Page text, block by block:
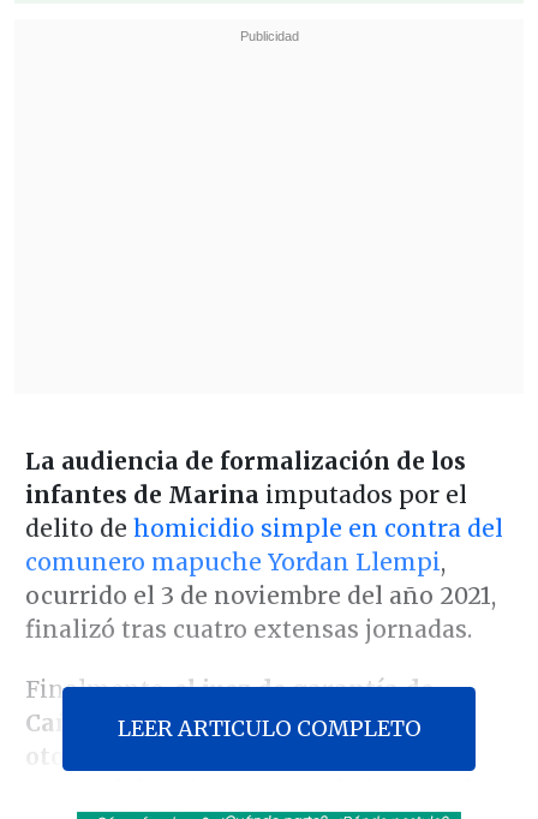
La audiencia de formalización de los
infantes de Marina imputados por el
delito de homicidio simple en contra del
comunero mapuche Yordan Llempi,
ocurrido el 3 de noviembre del año 2021,
finalizó tras cuatro extensas jornadas.
Finalmente,el juez de garantía de
Cañete, Cristián Rosenberg, rechazó
otorgar cualquier medida cautelar
LEER ARTICULO COMPLETO